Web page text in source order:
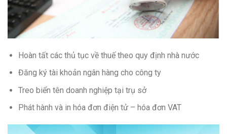
Hoàn tất các thủ tục về thuế theo quy định nhà nước
Đăng ký tài khoản ngân hàng cho công ty
Treo biển tên doanh nghiệp tại trụ sở
Phát hành và in hóa đơn điện tử – hóa đơn VAT